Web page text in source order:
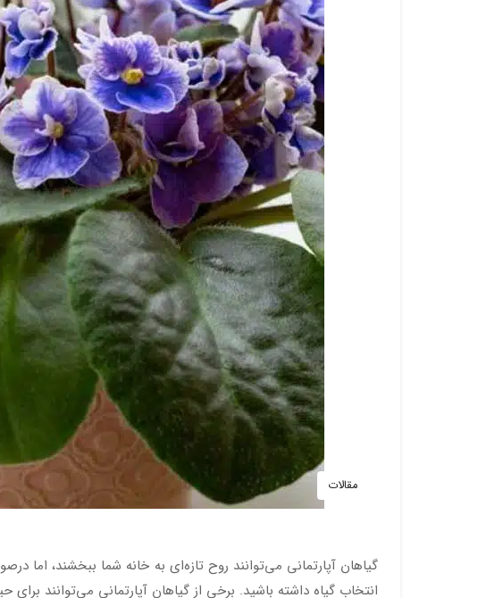
مقالات
گیاهان آپارتمانی می‌توانند روح تازه‌ای به خانه شما ببخشند، اما
انتخاب گیاه داشته باشید. برخی از گیاهان آپارتمانی می‌توانند